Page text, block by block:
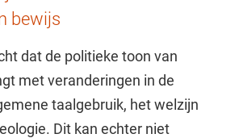
bewijs
dat de politieke toon van
met veranderingen in de
taalgebruik, het welzijn
Dit kan echter niet